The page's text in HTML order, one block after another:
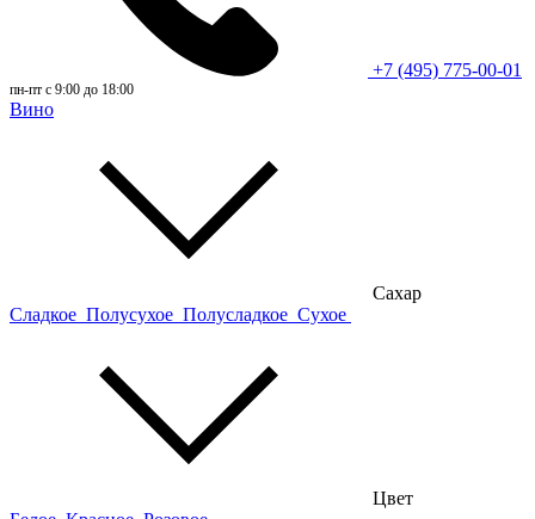
+7 (495) 775-00-01
пн-пт с 9:00 до 18:00
Вино
Сахар
Сладкое Полусухое Полусладкое Сухое
Цвет